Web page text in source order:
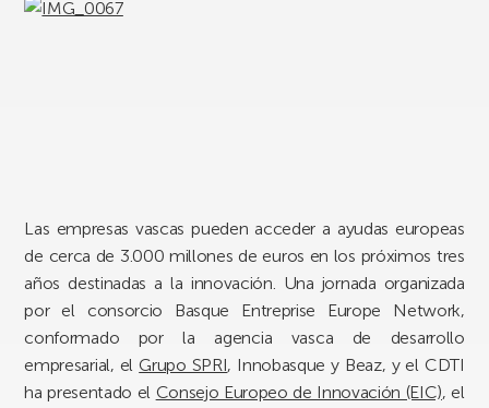
Las empresas vascas pueden acceder a ayudas europeas
de cerca de 3.000 millones de euros en los próximos tres
años destinadas a la innovación. Una jornada organizada
por el consorcio Basque Entreprise Europe Network,
conformado por la agencia vasca de desarrollo
empresarial, elGrupo SPRI, Innobasque y Beaz, y el CDTI
ha presentado el Consejo Europeo de Innovación (EIC), el